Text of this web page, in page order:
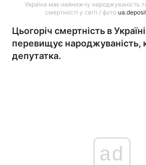
Україна має найнижчу народжуваність
смертності у світі / фото
Цьогоріч смертність в
перевищує народжуваність,
депутатка.
ad